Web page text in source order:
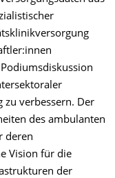
zu verbessern. Der
des ambulanten
deren
Vision für die
der